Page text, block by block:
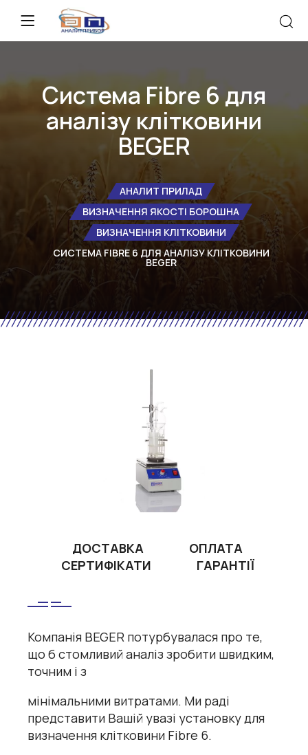
Система Fibre 6 для
аналізу клітковини
BEGER
АНАЛИТ ПРИЛАД
ВИЗНАЧЕННЯ ЯКОСТІ БОРОШНА
ВИЗНАЧЕННЯ КЛІТКОВИНИ
СИСТЕМА FIBRE 6 ДЛЯ АНАЛІЗУ КЛІТКОВИНИ
BEGER
ДОСТАВКА
ОПЛАТА
СЕРТИФІКАТИ
ГАРАНТІЇ
Компанія BEGER потурбувалася про те,
що б стомливий аналіз зробити швидким,
точним і з
мінімальними витратами. Ми раді
представити Вашій увазі установку для
визначення клітковини Fibre 6.